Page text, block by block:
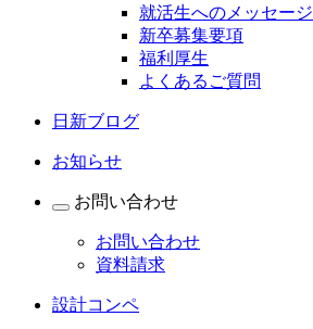
就活生へのメッセージ
新卒募集要項
福利厚生
よくあるご質問
日新ブログ
お知らせ
お問い合わせ
お問い合わせ
資料請求
設計コンペ